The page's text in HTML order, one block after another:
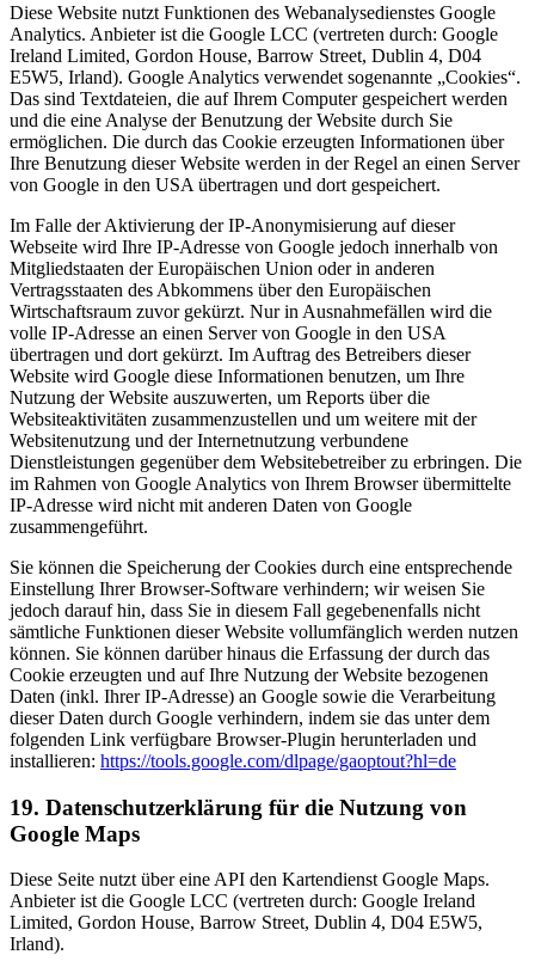
Diese Website nutzt Funktionen des Webanalysedienstes Google
Analytics. Anbieter ist die Google LCC (vertreten durch: Google
Ireland Limited, Gordon House, Barrow Street, Dublin 4, D04
E5W5, Irland). Google Analytics verwendet sogenannte „Cookies“.
Das sind Textdateien, die auf Ihrem Computer gespeichert werden
und die eine Analyse der Benutzung der Website durch Sie
ermöglichen. Die durch das Cookie erzeugten Informationen über
Ihre Benutzung dieser Website werden in der Regel an einen Server
von Google in den USA übertragen und dort gespeichert.
Im Falle der Aktivierung der IP-Anonymisierung auf dieser
Webseite wird Ihre IP-Adresse von Google jedoch innerhalb von
Mitgliedstaaten der Europäischen Union oder in anderen
Vertragsstaaten des Abkommens über den Europäischen
Wirtschaftsraum zuvor gekürzt. Nur in Ausnahmefällen wird die
volle IP-Adresse an einen Server von Google in den USA
übertragen und dort gekürzt. Im Auftrag des Betreibers dieser
Website wird Google diese Informationen benutzen, um Ihre
Nutzung der Website auszuwerten, um Reports über die
Websiteaktivitäten zusammenzustellen und um weitere mit der
Websitenutzung und der Internetnutzung verbundene
Dienstleistungen gegenüber dem Websitebetreiber zu erbringen. Die
im Rahmen von Google Analytics von Ihrem Browser übermittelte
IP-Adresse wird nicht mit anderen Daten von Google
zusammengeführt.
Sie können die Speicherung der Cookies durch eine entsprechende
Einstellung Ihrer Browser-Software verhindern; wir weisen Sie
jedoch darauf hin, dass Sie in diesem Fall gegebenenfalls nicht
sämtliche Funktionen dieser Website vollumfänglich werden nutzen
können. Sie können darüber hinaus die Erfassung der durch das
Cookie erzeugten und auf Ihre Nutzung der Website bezogenen
Daten (inkl. Ihrer IP-Adresse) an Google sowie die Verarbeitung
dieser Daten durch Google verhindern, indem sie das unter dem
folgenden Link verfügbare Browser-Plugin herunterladen und
installieren: https://tools.google.com/dlpage/gaoptout?hl=de
19. Datenschutzerklärung für die Nutzung von
Google Maps
Diese Seite nutzt über eine API den Kartendienst Google Maps.
Anbieter ist die Google LCC (vertreten durch: Google Ireland
Limited, Gordon House, Barrow Street, Dublin 4, D04 E5W5,
Irland).